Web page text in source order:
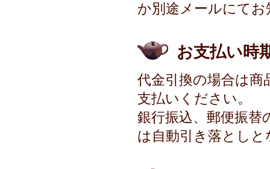
か別途メールにて
お支払い時
代金引換の場合は
支払いください。
銀行振込、郵便振替
は自動引き落とし